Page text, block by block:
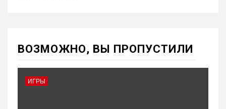
ВОЗМОЖНО, ВЫ ПРОПУСТИЛИ
ИГРЫ